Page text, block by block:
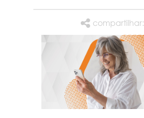
compartilhar: